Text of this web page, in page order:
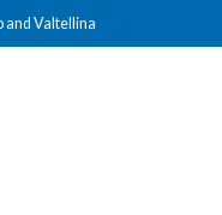
and Valtellina